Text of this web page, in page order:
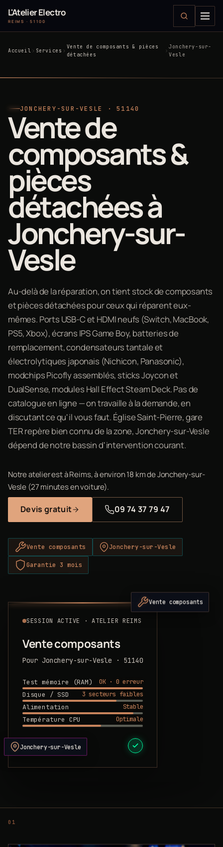
L'Atelier Electro
REIMS · 51100
Accueil Services
Vente de composants & pièces
détachées
Jonchery-sur-
Vesle
JONCHERY-SUR-VESLE · 51140
Vente de
composants &
pièces
détachées à
Jonchery-sur-
Vesle
Au-delà de la réparation, on tient stock de composants
et pièces détachées pour ceux qui réparent eux-
mêmes. Ports USB-C et HDMI neufs (Switch, MacBook,
PS5, Xbox), écrans IPS Game Boy, batteries de
remplacement, condensateurs tantale et
électrolytiques japonais (Nichicon, Panasonic),
modchips Picofly assemblés, sticks Joycon et
DualSense, modules Hall Effect Steam Deck. Pas de
catalogue en ligne — on travaille à la demande, en
discutant ce qu'il vous faut. Église Saint-Pierre, gare
TER repère bien connu de la zone, Jonchery-sur-Vesle
dépend de notre bassin d'intervention courant.
Notre atelier est à Reims, à environ 18 km de Jonchery-sur-
Vesle (27 minutes en voiture).
Devis gratuit 09 74 37 79 47
Vente composants Jonchery-sur-Vesle
Garantie 3 mois
SESSION ACTIVE · ATELIER REIMS
Vente composants
Pour Jonchery-sur-Vesle · 51140
Test mémoire (RAM)
OK · 0 erreur
Disque / SSD
3 secteurs faibles
Alimentation
Stable
Température CPU
Optimale
DEVIS PRÊT
Vente composants
Jonchery-sur-Vesle